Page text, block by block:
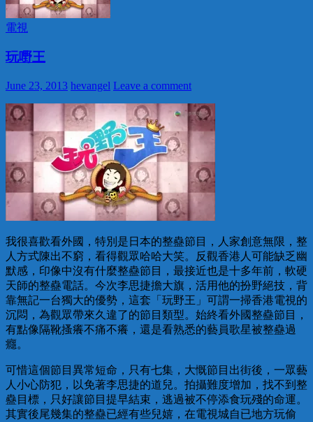
電視
玩嘢王
June 23, 2013 hevangel Leave a comment
我很喜歡看外國，特別是日本的整蠱節目，人家創意無限，整
人方式陳出不窮，看得觀眾哈哈大笑。反觀香港人可能缺乏幽
默感，印像中沒有什麼整蠱節目，最接近也是十多年前，軟硬
天師的整蠱電話。今次李思捷擔大旗，活用他的扮野絕技，背
靠無記一台獨大的優勢，這套「玩野王」可謂一掃香港電視的
沉悶，為觀眾帶來久違了的節目類型。始終看外國整蠱節目，
有點像隔靴搔癢不痛不癢，還是看熟悉的藝員歌星被整蠱過
癮。
可惜這個節目異常短命，只有七集，大慨節目出街後，一眾藝
人小心防犯，以免著李思捷的道兒。拍攝難度增加，找不到整
蠱目標，只好讓節目提早結束，逃過被不停添食玩殘的命運。
其實後尾幾集的整蠱已經有些兒嬉，在電視城自已地方玩偷